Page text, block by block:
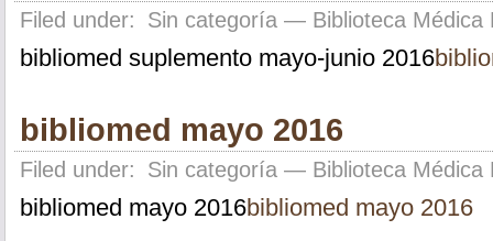
Filed under: Sin categoría— Biblioteca Médica
bibliomed suplemento mayo-junio 2016
bibliomed mayo 2016
Filed under: Sin categoría— Biblioteca Médica
bibliomed mayo 2016bibliomed mayo 2016